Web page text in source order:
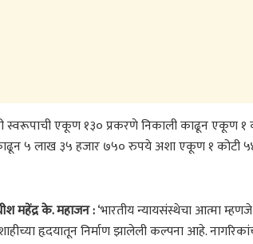
स्वरूपाची एकूण १३० प्रकरणे निकाली काढून एकूण
५ लाख ३५ हजार ७५० रुपये अशा एकूण १ कोटी
महेंद्र के. महाजन :‘भारतीय न्यायसंस्थेचा आत्मा
हृदयातून निर्माण झालेली कल्पना आहे.